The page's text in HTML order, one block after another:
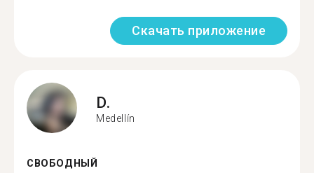
Скачать приложение
D.
Medellín
СВОБОДНЫЙ